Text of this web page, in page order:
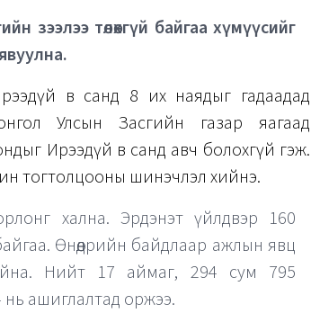
зээлээ төлөхгүй байгаа хүмүүсийг
өв санд 8 их наядыг гадаадад
Улсын Засгийн газар яагаад
Ирээдүй өв санд авч болохгүй гэж.
тогтолцооны шинэчлэл хийнэ.
хална. Эрдэнэт үйлдвэр 160
байгаа. Өнөөдрийн байдлаар ажлын явц
Нийт 17 аймаг, 294 сум 795
ашиглалтад оржээ.